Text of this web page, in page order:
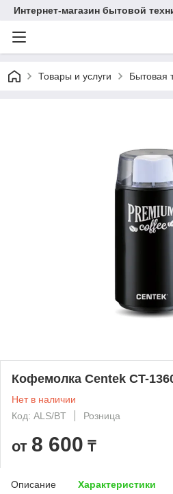
Интернет-магазин бытовой
Товары и услуги Бытовая
Кофемолка Centek CT-
Нет в наличии
Код: ALS/BT
Розница
от 8 600 ₸
Описание Характеристики